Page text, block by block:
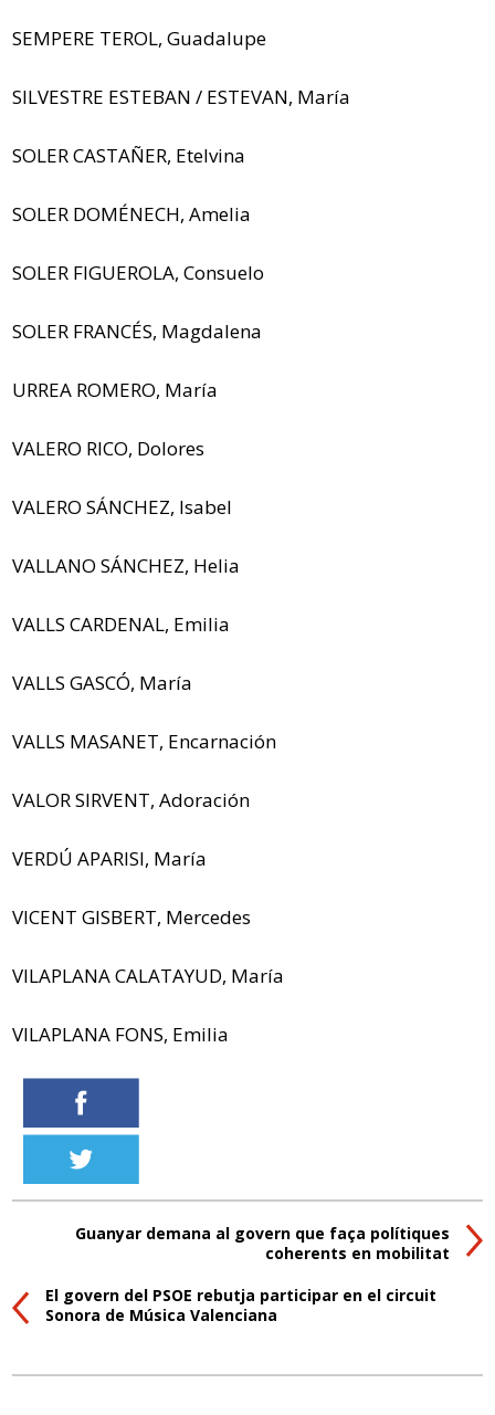
SEMPERE TEROL, Guadalupe
SILVESTRE ESTEBAN / ESTEVAN, María
SOLER CASTAÑER, Etelvina
SOLER DOMÉNECH, Amelia
SOLER FIGUEROLA, Consuelo
SOLER FRANCÉS, Magdalena
URREA ROMERO, María
VALERO RICO, Dolores
VALERO SÁNCHEZ, Isabel
VALLANO SÁNCHEZ, Helia
VALLS CARDENAL, Emilia
VALLS GASCÓ, María
VALLS MASANET, Encarnación
VALOR SIRVENT, Adoración
VERDÚ APARISI, María
VICENT GISBERT, Mercedes
VILAPLANA CALATAYUD, María
VILAPLANA FONS, Emilia
Guanyar demana al govern que faça polítiques
coherents en mobilitat
El govern del PSOE rebutja participar en el circuit
Sonora de Música Valenciana